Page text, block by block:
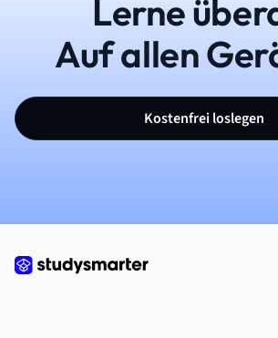
Lerne
Auf allen
Kostenfrei loslegen